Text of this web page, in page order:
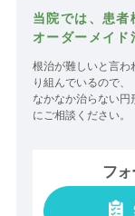
当院では、患者
オーダーメイド
根治が難しいと言わ
り組んでいるので、
なかなか治らない円
にご相談ください。
フ